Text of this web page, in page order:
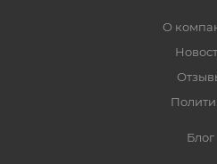
О
Блог